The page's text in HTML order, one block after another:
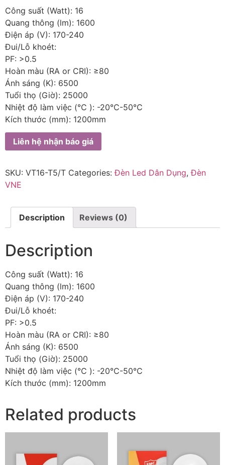
Công suất (Watt): 16
Quang thông (lm): 1600
Điện áp (V): 170-240
Đui/Lỗ khoét:
PF: >0.5
Hoàn màu (RA or CRI): ≥80
Ánh sáng (K): 6500
Tuổi thọ (Giờ): 25000
Nhiệt độ làm việc (℃ ): -20℃-50℃
Kích thước (mm): 1200mm
Liên hệ nhận báo giá
SKU: VT16-T5/T Categories:Đèn Led Dân Dụng,Đèn
VNE
Description Reviews (0)
Description
Công suất (Watt): 16
Quang thông (lm): 1600
Điện áp (V): 170-240
Đui/Lỗ khoét:
PF: >0.5
Hoàn màu (RA or CRI): ≥80
Ánh sáng (K): 6500
Tuổi thọ (Giờ): 25000
Nhiệt độ làm việc (℃ ): -20℃-50℃
Kích thước (mm): 1200mm
Related products